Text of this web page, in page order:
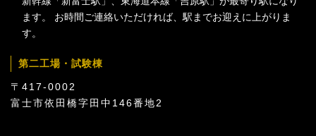
ます。 お時間ご連絡いただければ、駅までお迎えに上がりま
す。
第二工場・試験棟
〒417-0002
富士市依田橋字田中146番地2